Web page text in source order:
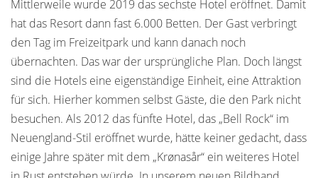
Mittlerweile wurde 2019 das sechste Hotel eröffnet. Damit
hat das Resort dann fast 6.000 Betten. Der Gast verbringt
den Tag im Freizeitpark und kann danach noch
übernachten. Das war der ursprüngliche Plan. Doch längst
sind die Hotels eine eigenständige Einheit, eine Attraktion
für sich. Hierher kommen selbst Gäste, die den Park nicht
besuchen. Als 2012 das fünfte Hotel, das „Bell Rock“ im
Neuengland-Stil eröffnet wurde, hätte keiner gedacht, dass
einige Jahre später mit dem „Krønasår“ ein weiteres Hotel